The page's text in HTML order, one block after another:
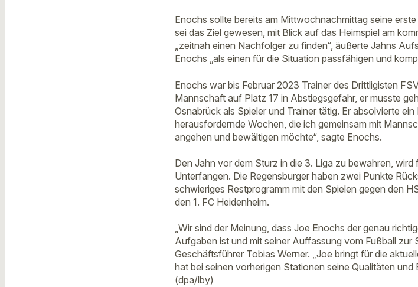
Enochs sollte bereits am Mittwochnachmittag seine
sei das Ziel gewesen, mit Blick auf das Heimspiel am
„zeitnah einen Nachfolger zu finden“, äußerte Jahns
Enochs „als einen für die Situation passfähigen und
Enochs war bis Februar 2023 Trainer des Drittligisten
Mannschaft auf Platz 17 in Abstiegsgefahr, er musste
Osnabrück als Spieler und Trainer tätig. Er absolvierte
herausfordernde Wochen, die ich gemeinsam mit
angehen und bewältigen möchte“, sagte Enochs.
Den Jahn vor dem Sturz in die 3. Liga zu bewahren,
Unterfangen. Die Regensburger haben zwei Punkte
schwieriges Restprogramm mit den Spielen gegen den
den 1. FC Heidenheim.
„Wir sind der Meinung, dass Joe Enochs der genau
Aufgaben ist und mit seiner Auffassung vom Fußball zur
Geschäftsführer Tobias Werner. „Joe bringt für die
hat bei seinen vorherigen Stationen seine Qualitäten
(dpa/lby)